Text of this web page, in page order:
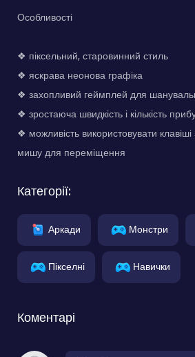
Особливості
❖ піксельний, старовинний стиль
❖ яскрава неонова графіка
❖ захопливий геймплей для
❖ зростаюча швидкість і кількість
❖ можливість використовувати клавіші
мишу для переміщення
Категорії:
Аркади Монстри
Пікселні Навички
Коментарі